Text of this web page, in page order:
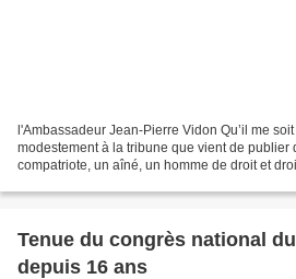
l'Ambassadeur Jean-Pierre Vidon Qu’il me
modestement à la tribune que vient de publier
compatriote, un aîné, un homme de droit et
Tenue du congrès national
depuis 16 ans